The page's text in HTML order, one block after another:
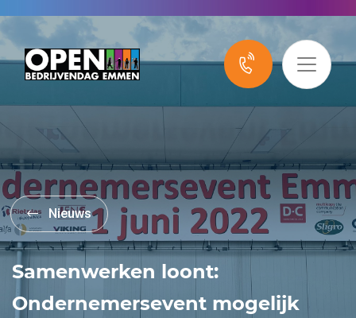
Nieuws
Samenwerken loont:
Ondernemersevent mogelijk